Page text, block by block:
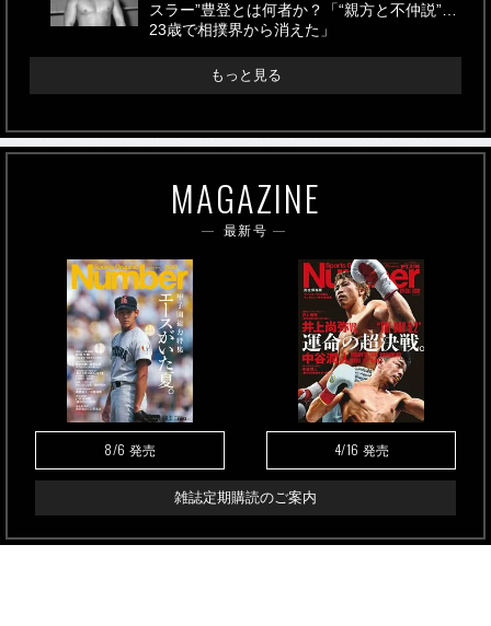
スラー”豊登とは何者か？「“親方と不仲説”…
23歳で相撲界から消えた」
もっと見る
MAGAZINE
最新号
8/6 発売 4/16 発売
雑誌定期購読のご案内